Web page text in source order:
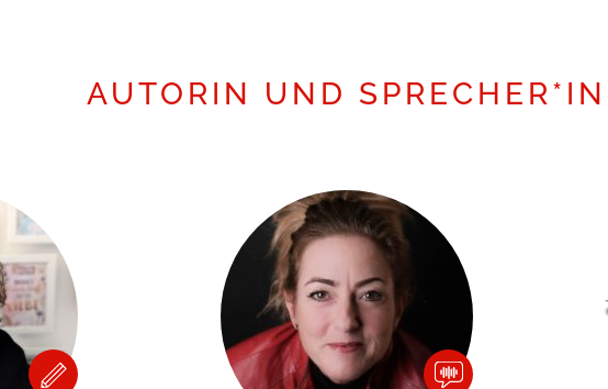
AUTORIN UND SPRECHER*IN